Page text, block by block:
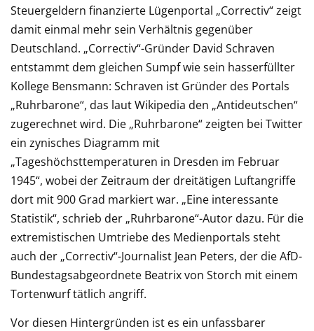
Steuergeldern finanzierte Lügenportal „Correctiv“ zeigt
damit einmal mehr sein Verhältnis gegenüber
Deutschland. „Correctiv“-Gründer David Schraven
entstammt dem gleichen Sumpf wie sein hasserfüllter
Kollege Bensmann: Schraven ist Gründer des Portals
„Ruhrbarone“, das laut Wikipedia den „Antideutschen“
zugerechnet wird. Die „Ruhrbarone“ zeigten bei Twitter
ein zynisches Diagramm mit
„Tageshöchsttemperaturen in Dresden im Februar
1945“, wobei der Zeitraum der dreitätigen Luftangriffe
dort mit 900 Grad markiert war. „Eine interessante
Statistik“, schrieb der „Ruhrbarone“-Autor dazu. Für die
extremistischen Umtriebe des Medienportals steht
auch der „Correctiv“-Journalist Jean Peters, der die AfD-
Bundestagsabgeordnete Beatrix von Storch mit einem
Tortenwurf tätlich angriff.
Vor diesen Hintergründen ist es ein unfassbarer